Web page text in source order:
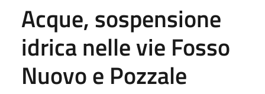
Acque, sospensione
idrica nelle vie Fosso
Nuovo e Pozzale